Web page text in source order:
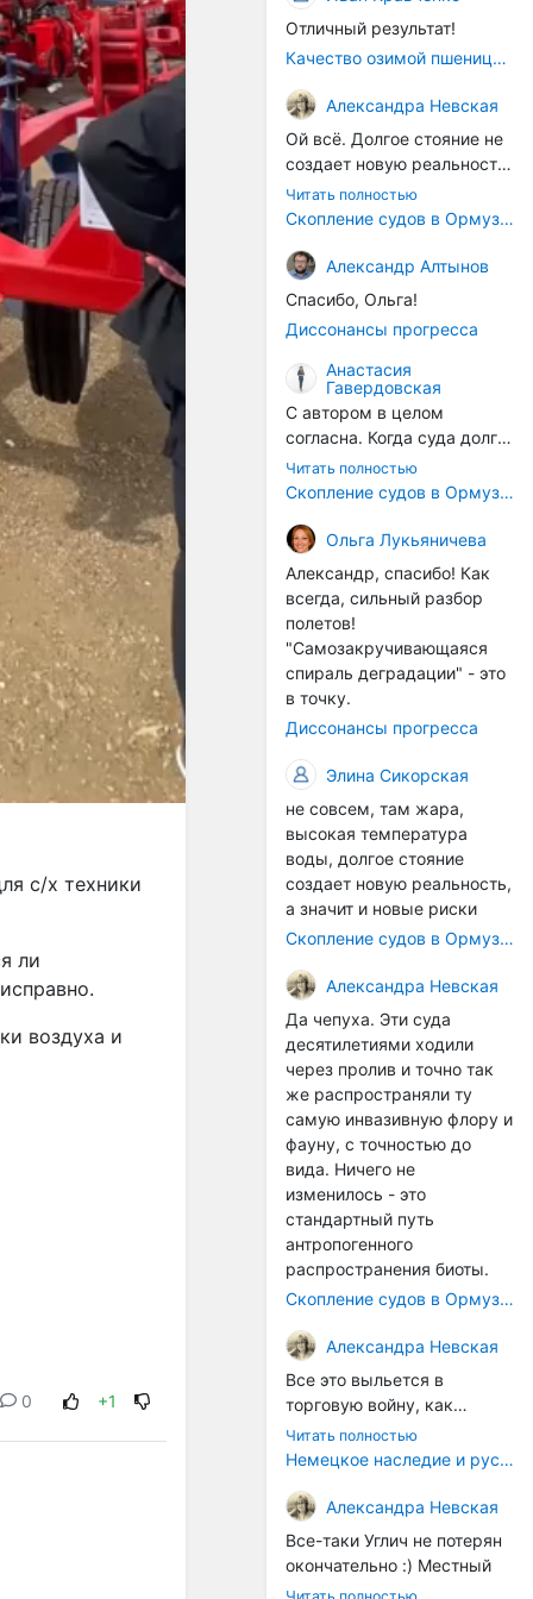
с/х техники
ли
воздуха и
0 +1
Отличный результат!
Качество озимой пшеницы 2026 год
Александра Невская
Ой всё. Долгое стояние не
создает новую реальность.
Морские организмы всегда
накапливаются на судах.
на чистку от тех самых
организмов. И год за
годом, век за веком суда
разносят эти самые
организмы по пути
следования.
Читать полностью
Скопление судов в Ормузском проливе грозит катастрофическим распространением инвазивных видов
Александр Алтынов
Спасибо, Ольга!
Диссонансы прогресса
Анастасия
Гавердовская
С автором в целом
согласна. Когда суда долго
стоят в теплой воде, на их
корпусах активно
организмы, и потом они
могут быть перенесены в
другие регионы. Поэтому
проблема вполне реальная
— просто я бы говорила не
о неизбежной катастрофе,
а о повышенном риске,
который нельзя
игнорировать. А так да 👍
Читать полностью
Скопление судов в Ормузском проливе грозит катастрофическим распространением инвазивных видов
Ольга Лукьяничева
Александр, спасибо! Как
всегда, сильный разбор
полетов!
"Самозакручивающаяся
спираль деградации" - это
в точку.
Диссонансы прогресса
Элина Сикорская
не совсем, там жара,
высокая температура
воды, долгое стояние
создает новую реальность,
а значит и новые риски
Скопление судов в Ормузском проливе грозит катастрофическим распространением инвазивных видов
Александра Невская
Да чепуха. Эти суда
десятилетиями ходили
через пролив и точно так
же распространяли ту
самую инвазивную флору и
фауну, с точностью до
вида. Ничего не
изменилось - это
стандартный путь
антропогенного
распространения биоты.
Скопление судов в Ормузском проливе грозит катастрофическим распространением инвазивных видов
Александра Невская
Все это выльется в
торговую войну, как
печально известная война
за Адыгейский сыр. Собаки
Когда региональный
продукт начнут делать
многие мастера региона, а
не единицы энтузиастов,
Читать полностью
Немецкое наследие и русский характер: история колбасного дела в Российской империи
Александра Невская
Все-таки Углич не потерян
окончательно :) Местный
институт сыроделия